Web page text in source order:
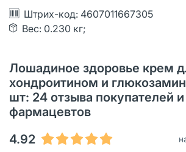
Штрих-код: 4607011667305
Вес: 0.230 кг;
Лошадиное здоровье крем
хондроитином и
шт: 24 отзыва покупателей и
фармацевтов
4.92